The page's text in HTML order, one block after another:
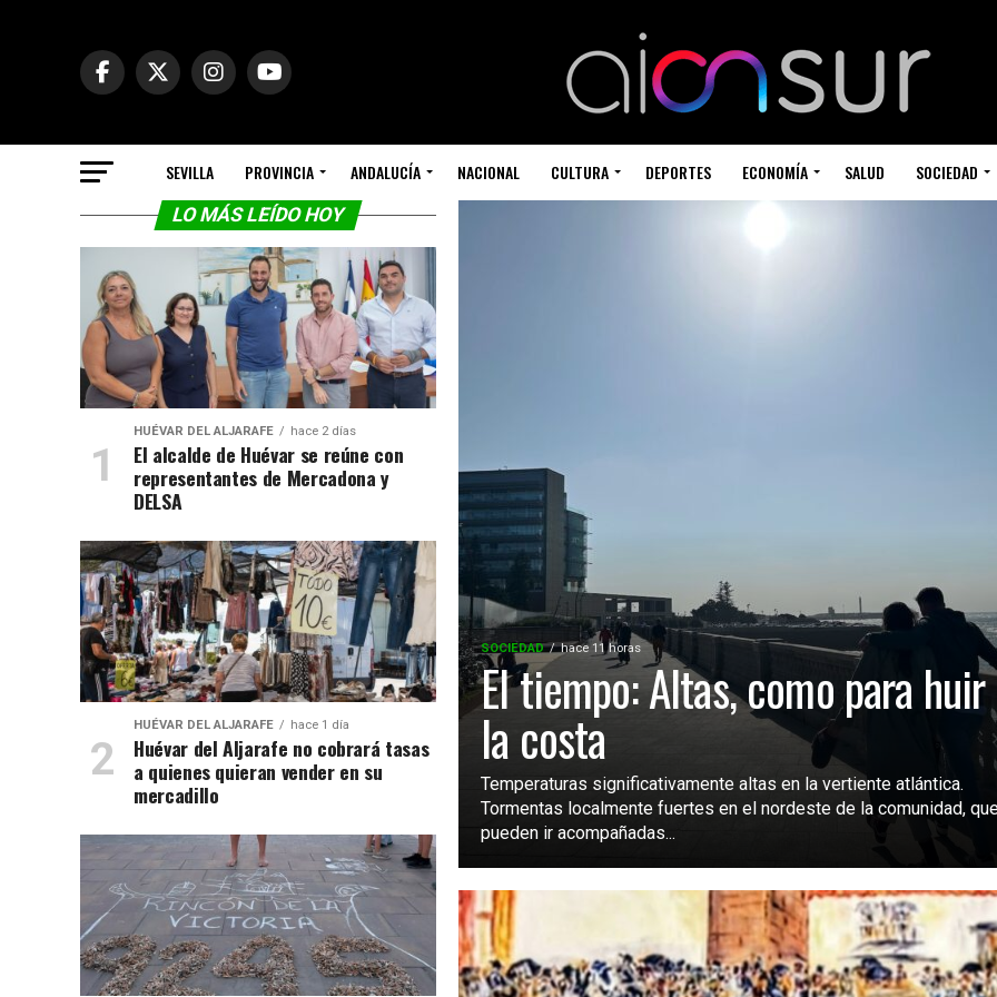
SEVILLA PROVINCIA ANDALUCÍA NACIONAL CULTURA DEPORTES ECONOMÍA SALUD SOCIEDAD
SOCIEDAD hace 11 horas
El tiempo: Altas, como para
la costa
Temperaturas significativamente altas en la vertiente atlántica.
Tormentas localmente fuertes en el nordeste de la comunidad,
pueden ir acompañadas...
LO MÁS LEÍDO HOY
HUÉVAR DEL ALJARAFE hace 2 días
El alcalde de Huévar se reúne con
representantes de Mercadona y
DELSA
HUÉVAR DEL ALJARAFE hace 1 día
Huévar del Aljarafe no cobrará tasas
a quienes quieran vender en su
mercadillo